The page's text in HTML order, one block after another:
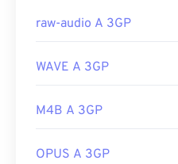
raw-audio A 3GP
WAVE A 3GP
M4B A 3GP
OPUS A 3GP